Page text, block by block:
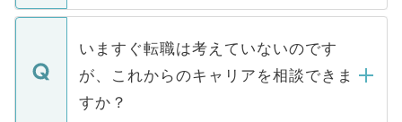
関を公にしてしまうと、応募が殺到する場
に、医療機関が求める条件に合った人材の
みを人材紹介会社に依頼するケースが増え
ています。
定を承諾する必要はありません。内定先へ
の辞退の連絡はキャリアパートナーが行い
個人情報が漏えいすることはありませんの
で、ご安心ください。当サイトからの登録
などで収集したご登録者様の個人情報は、
ご本人のキャリアアップおよび転職活動の
支援を目的に使用いたします。お預かりし
いますぐ転職は考えていないのです
が、これからのキャリアを相談できま
すか？